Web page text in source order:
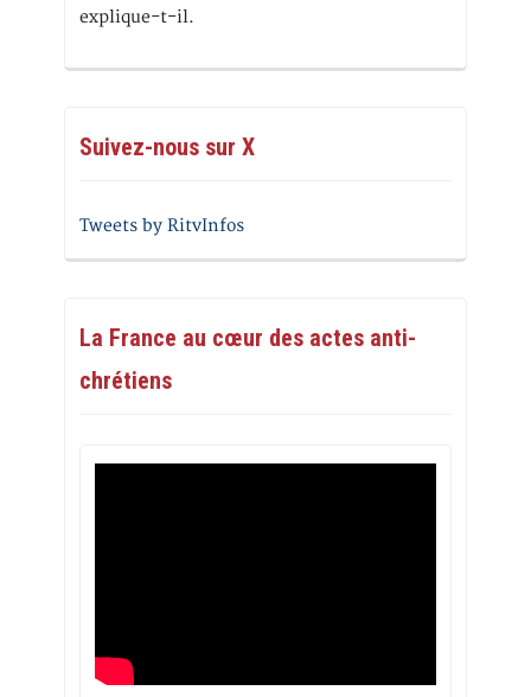
explique-t-il.
Suivez-nous sur X
Tweets by RitvInfos
La France au cœur des actes anti-
chrétiens